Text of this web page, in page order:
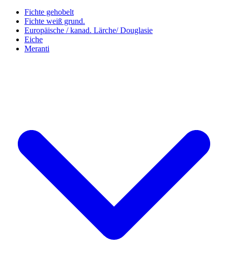
Fichte gehobelt
Fichte weiß grund.
Europäische / kanad. Lärche/ Douglasie
Eiche
Meranti